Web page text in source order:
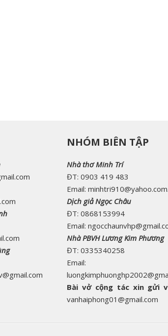
NHÓM BIÊN TẬP
Nhà thơ Minh Trí
ĐT: 0903 419 483
Email:
Dịch giả Ngọc Châu
ĐT: 0868153994
Email:
Nhà PBVH Lương Kim Phương
ĐT: 0335340258
Email:
Bài vở cộng tác xin gửi
vanhaiphong01@gmail.com